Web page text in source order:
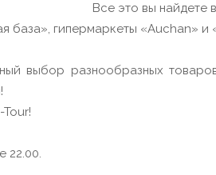
Все это вы найдете
база», гипермаркеты «Auchan» и
выбор разнообразных
22.00.